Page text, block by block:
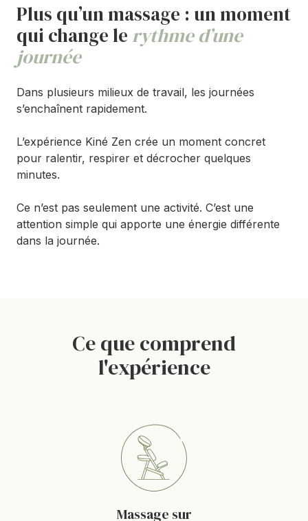
Plus qu’un massage : un moment
qui change le rythme d’une
journée
Dans plusieurs milieux de travail, les journées
s’enchaînent rapidement.
L’expérience Kiné Zen crée un moment concret
pour ralentir, respirer et décrocher quelques
minutes.
Ce n’est pas seulement une activité. C’est une
attention simple qui apporte une énergie différente
dans la journée.
Ce que comprend
l'expérience
Massage sur